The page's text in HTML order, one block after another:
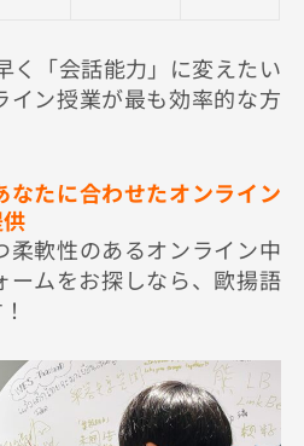
く「会話能力」に変えたい
イン授業が最も効率的な方
なたに合わせたオンライン
柔軟性のあるオンライン中
ームをお探しなら、歐揚語